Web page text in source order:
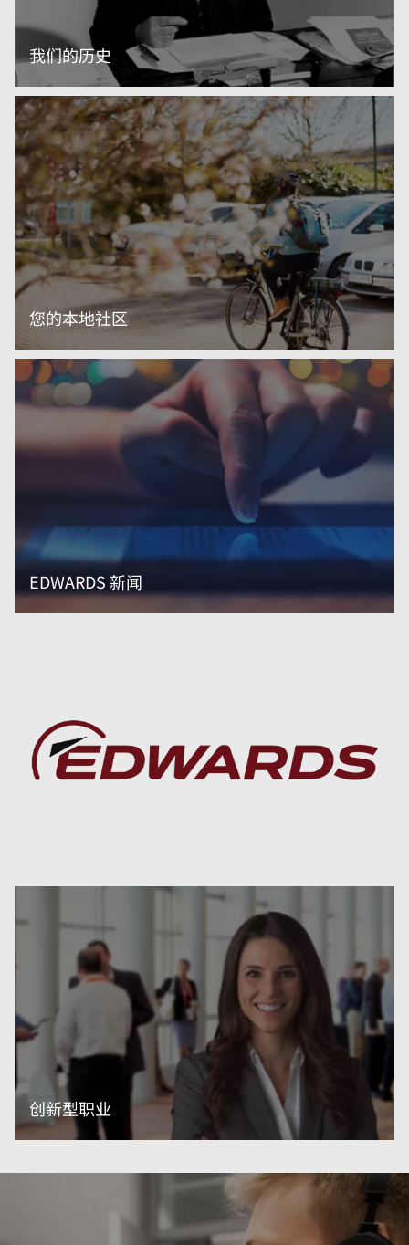
我们的历史
阅读更多内容
您的本地社区
阅读更多内容
EDWARDS 新闻
阅读更多内容
创新型职业